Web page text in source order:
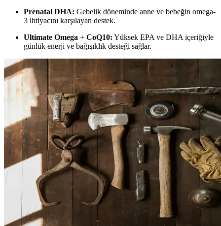
Prenatal DHA: Gebelik döneminde anne ve bebeğin omega-
3 ihtiyacını karşılayan destek.
Ultimate Omega + CoQ10: Yüksek EPA ve DHA içeriğiyle
günlük enerji ve bağışıklık desteği sağlar.